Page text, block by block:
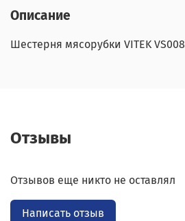
Описание
Шестерня мясорубки VITEK VS008
Отзывы
Отзывов еще никто не оставлял
Написать отзыв